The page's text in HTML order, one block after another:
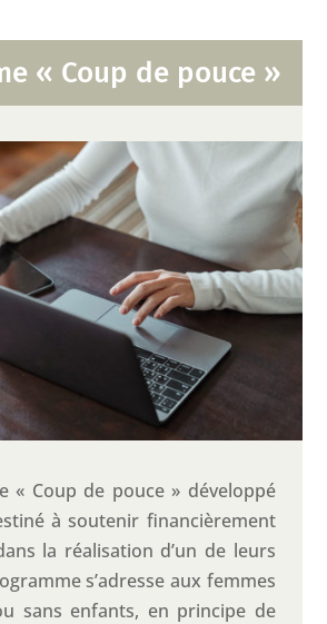
« Coup de pouce »
« Coup de pouce » développé
à soutenir financièrement
la réalisation d’un de leurs
s’adresse aux femmes
sans enfants, en principe de